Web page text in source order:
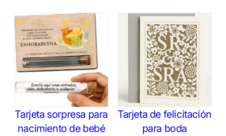
Tarjeta sorpresa para
nacimiento de bebé
Tarjeta de felicitación
para boda